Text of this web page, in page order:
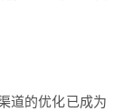
道的优化已成为